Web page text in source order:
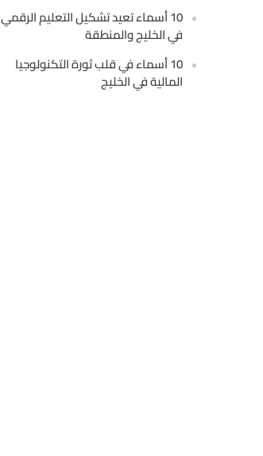
10 أسماء تعيد تشكيل التعليم الرقمي
في الخليج والمنطقة
10 أسماء في قلب ثورة التكنولوجيا
المالية في الخليج